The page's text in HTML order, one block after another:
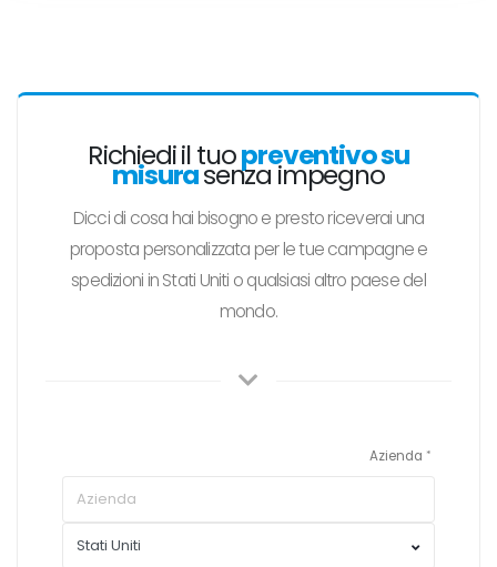
Richiedi il tuopreventivo su
misurasenza impegno
Dicci di cosa hai bisogno e presto riceverai una
proposta personalizzata per le tue campagne e
spedizioni in Stati Uniti o qualsiasi altro paese del
mondo.
Azienda